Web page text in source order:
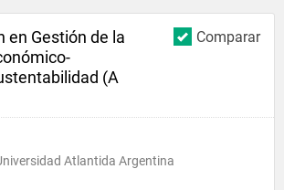
Comparar
en Gestión de la
(A
Atlantida Argentina